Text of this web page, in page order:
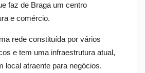
faz de Braga um centro
e comércio.
rede constituída por vários
e tem uma infraestrutura atual,
local atraente para negócios.